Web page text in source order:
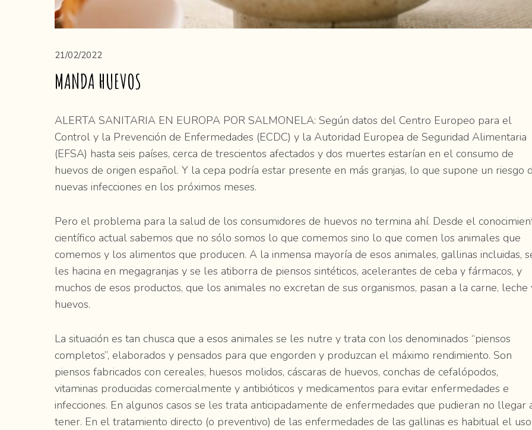
21/02/2022
MANDA HUEVOS
ALERTA SANITARIA EN EUROPA POR SALMONELA: Según datos del Centro Europeo para el
Control y la Prevención de Enfermedades (ECDC) y la Autoridad Europea de Seguridad Alimentaria
(EFSA) hasta seis países, cerca de trescientos afectados y dos muertes estarían en el consumo de
huevos de origen español. Y la cepa podría estar presente en más granjas, lo que supone un riesgo
nuevas infecciones en los próximos meses.
Pero el problema para la salud de los consumidores de huevos no termina ahí. Desde el
científico actual sabemos que no sólo somos lo que comemos sino lo que comen los animales que
comemos y los alimentos que producen. A la inmensa mayoría de esos animales, gallinas incluidas,
les hacina en megagranjas y se les atiborra de piensos sintéticos, acelerantes de ceba y fármacos, y
muchos de esos productos, que los animales no excretan de sus organismos, pasan a la carne, leche
huevos.
La situación es tan chusca que a esos animales se les nutre y trata con los denominados “piensos
completos”, elaborados y pensados para que engorden y produzcan el máximo rendimiento. Son
piensos fabricados con cereales, huesos molidos, cáscaras de huevos, conchas de cefalópodos,
vitaminas producidas comercialmente y antibióticos y medicamentos para evitar enfermedades e
infecciones. En algunos casos se les trata anticipadamente de enfermedades que pudieran no llegar
tener. En el tratamiento directo (o preventivo) de las enfermedades de las gallinas es habitual el uso